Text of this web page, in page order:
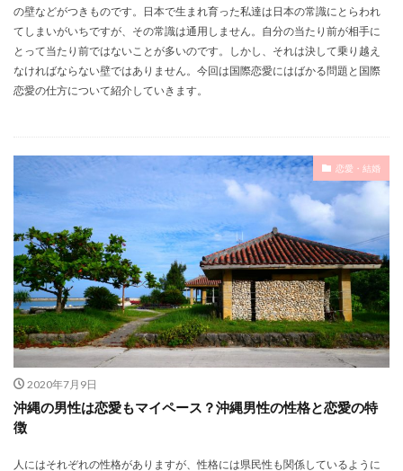
の壁などがつきものです。日本で生まれ育った私達は日本の常識にとらわれ
てしまいがいちですが、その常識は通用しません。自分の当たり前が相手に
とって当たり前ではないことが多いのです。しかし、それは決して乗り越え
なければならない壁ではありません。今回は国際恋愛にはばかる問題と国際
恋愛の仕方について紹介していきます。
恋愛・結婚
2020年7月9日
沖縄の男性は恋愛もマイペース？沖縄男性の性格と恋愛の特
徴
人にはそれぞれの性格がありますが、性格には県民性も関係しているように